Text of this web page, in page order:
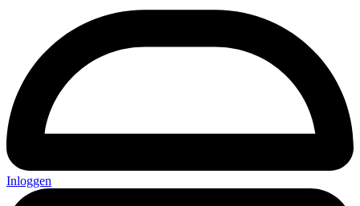
Inloggen